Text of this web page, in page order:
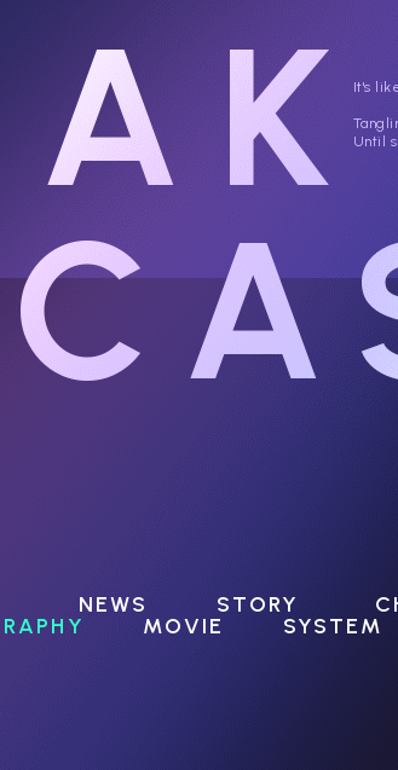
It's
Until
NEWS STORY
MOVIE SYSTEM